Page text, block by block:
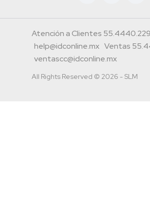
Atención a Clientes
help@idconline.mx Ventas
ventascc@idconline.mx
All Rights Reserved © 2026 - SLM